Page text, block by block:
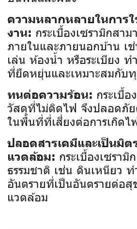
ความหลากหลายในการ
งาน: กระเบื้องเซรามิกสา
ภายในและภายนอกบ้าน เ
เล่น ห้องน้ำ หรือระเบียง ท
ที่ยืดหยุ่นและเหมาะสมกับ
ทนต่อความร้อน: กระเบื้อ
วัสดุที่ไม่ติดไฟ จึงปลอดภัย
ในพื้นที่ที่เสี่ยงต่อการเกิดไ
ปลอดสารเคมีและเป็นมิต
แวดล้อม: กระเบื้องเซรา
ธรรมชาติ เช่น ดินเหนียว ท
อันตรายที่เป็นอันตรายต่อ
แวดล้อม